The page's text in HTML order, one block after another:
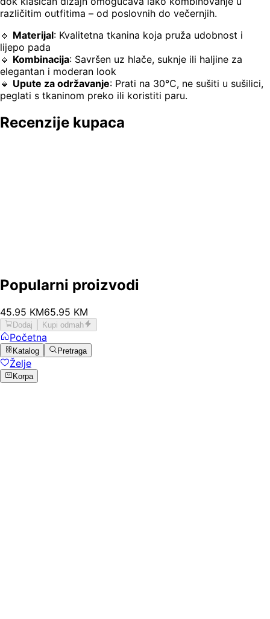
različitim outfitima – od poslovnih do večernjih.
🔹 Materijal: Kvalitetna tkanina koja pruža udobnost i
lijepo pada
🔹 Kombinacija: Savršen uz hlače, suknje ili haljine za
elegantan i moderan look
🔹 Upute za održavanje: Prati na 30°C, ne sušiti u sušilici,
peglati s tkaninom preko ili koristiti paru.
Recenzije kupaca
Popularni proizvodi
45.95 KM65.95 KM
Dodaj Kupi odmah
Početna
Katalog Pretraga
Želje
Korpa